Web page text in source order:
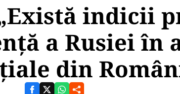
indicii
a Rusiei în
din